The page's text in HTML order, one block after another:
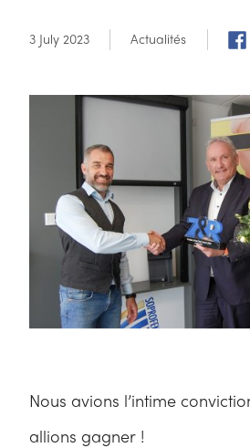
3 July 2023 Actualités
Nous avions l’intime
allions gagner !